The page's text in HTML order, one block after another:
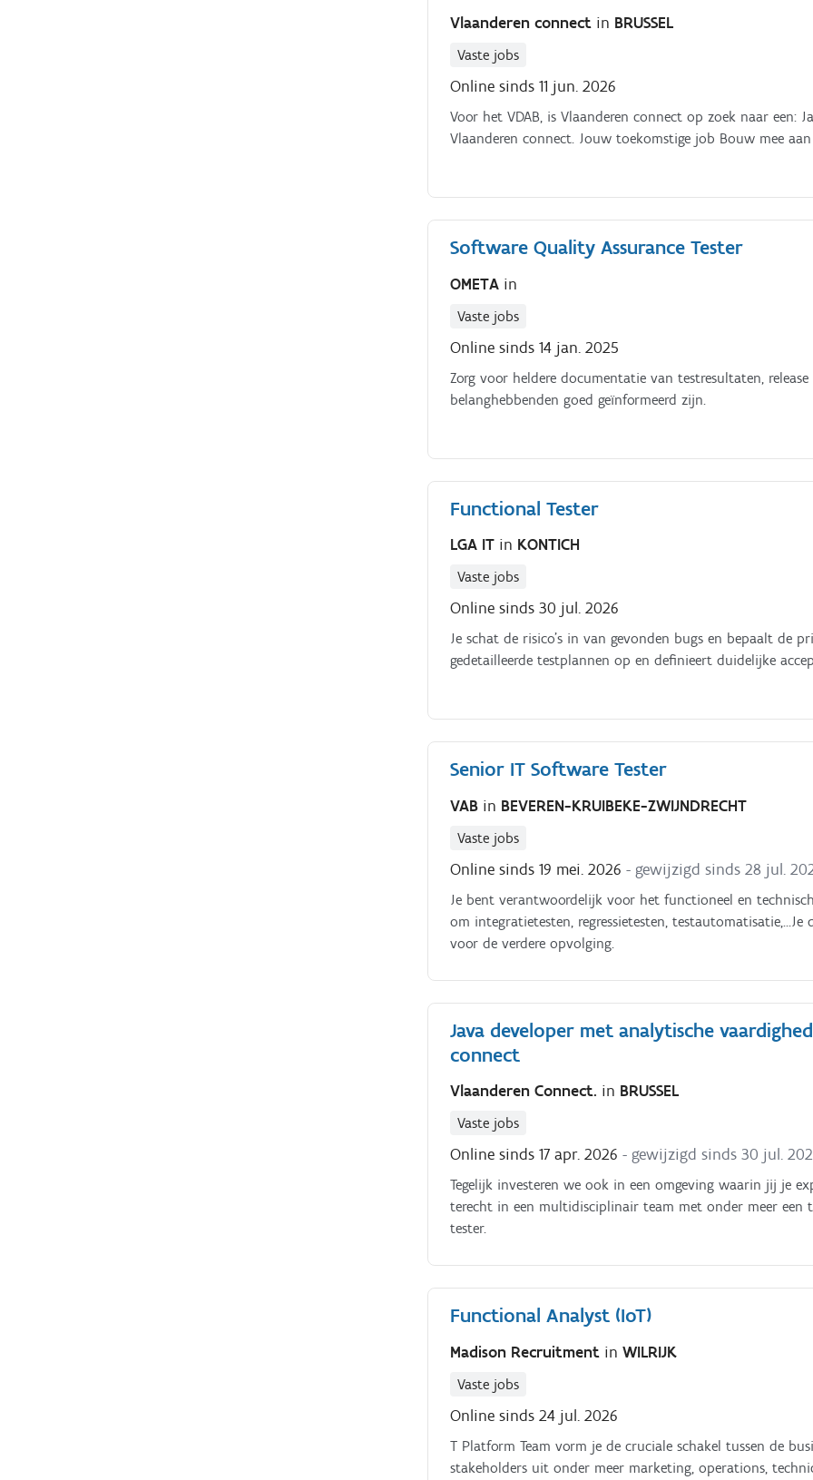
Vlaanderen connect in BRUSSEL
Vaste jobs
Online sinds 11 jun. 2026
Voor het VDAB, is Vlaanderen connect op zoek naar een:
Vlaanderen connect. Jouw toekomstige job Bouw mee
Software Quality Assurance Tester
OMETA in
Vaste jobs
Online sinds 14 jan. 2025
Zorg voor heldere documentatie van testresultaten,
belanghebbenden goed geïnformeerd zijn.
Functional Tester
LGA IT in KONTICH
Vaste jobs
Online sinds 30 jul. 2026
Je schat de risico's in van gevonden bugs en bepaalt de
gedetailleerde testplannen op en definieert duidelijke
Senior IT Software Tester
VAB in BEVEREN-KRUIBEKE-ZWIJNDRECHT
Vaste jobs
Online sinds 19 mei. 2026 - gewijzigd sinds 28 jul.
Je bent verantwoordelijk voor het functioneel en
om integratietesten, regressietesten,
voor de verdere opvolging.
Java developer met analytische
connect
Vlaanderen Connect. in BRUSSEL
Vaste jobs
Online sinds 17 apr. 2026 - gewijzigd sinds 30 jul.
Tegelijk investeren we ook in een omgeving waarin jij je
terecht in een multidisciplinair team met onder meer een
tester.
Functional Analyst (IoT)
Madison Recruitment inWILRIJK
Vaste jobs
Online sinds 24 jul. 2026
T Platform Team vorm je de cruciale schakel tussen de
stakeholders uit onder meer marketing, operations,